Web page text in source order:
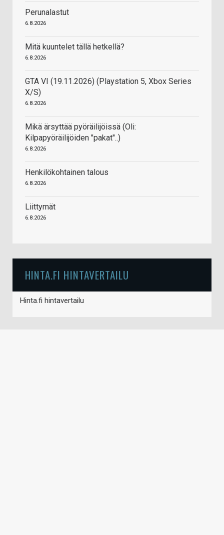
Perunalastut
6.8.2026
Mitä kuuntelet tällä hetkellä?
6.8.2026
GTA VI (19.11.2026) (Playstation 5, Xbox Series
X/S)
6.8.2026
Mikä ärsyttää pyöräilijöissä (Oli:
Kilpapyöräilijöiden "pakat"..)
6.8.2026
Henkilökohtainen talous
6.8.2026
Liittymät
6.8.2026
HINTA.FI HINTAVERTAILU
Hinta.fi hintavertailu